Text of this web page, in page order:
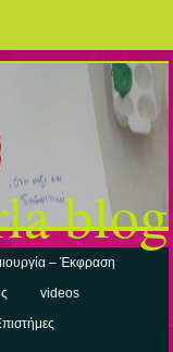
blog
– Έκφραση
videos